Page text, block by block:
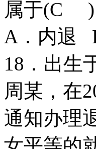
属于(C )
A．内
18．出生
周某，在
通知办理